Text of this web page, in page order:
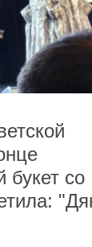
букет со